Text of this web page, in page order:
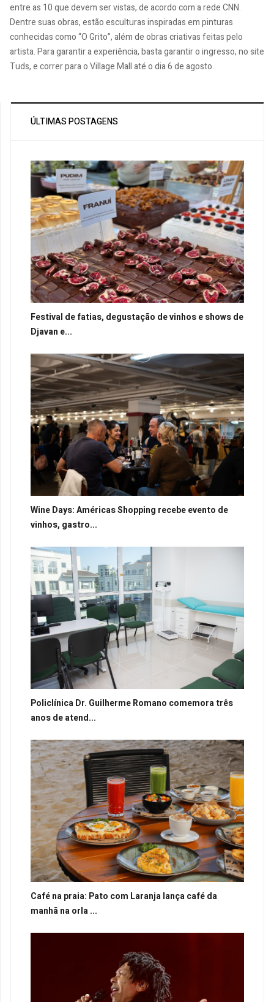
entre as 10 que devem ser vistas, de acordo com a rede CNN.
Dentre suas obras, estão esculturas inspiradas em pinturas
conhecidas como “O Grito”, além de obras criativas feitas pelo
artista. Para garantir a experiência, basta garantir o ingresso, no site
Tuds, e correr para o Village Mall até o dia 6 de agosto.
ÚLTIMAS POSTAGENS
Festival de fatias, degustação de vinhos e shows de
Djavan e...
Wine Days: Américas Shopping recebe evento de
vinhos, gastro...
Policlínica Dr. Guilherme Romano comemora três
anos de atend...
Café na praia: Pato com Laranja lança café da
manhã na orla ...